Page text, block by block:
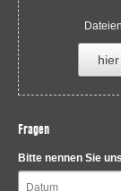
Fragen
Bitte nennen Sie